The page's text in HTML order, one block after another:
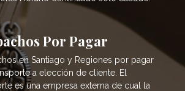
Por Pagar
en Santiago y Regiones por pagar
a elección de cliente. El
es una empresa externa de cual la